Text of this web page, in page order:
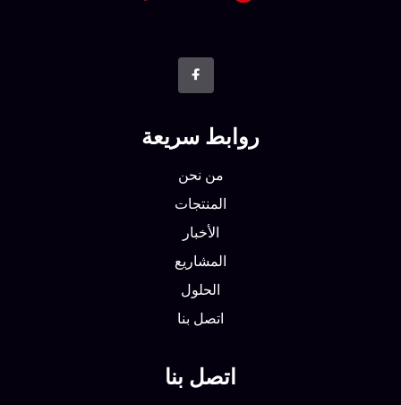
روابط سريعة
من نحن
المنتجات
الأخبار
المشاريع
الحلول
اتصل بنا
اتصل بنا